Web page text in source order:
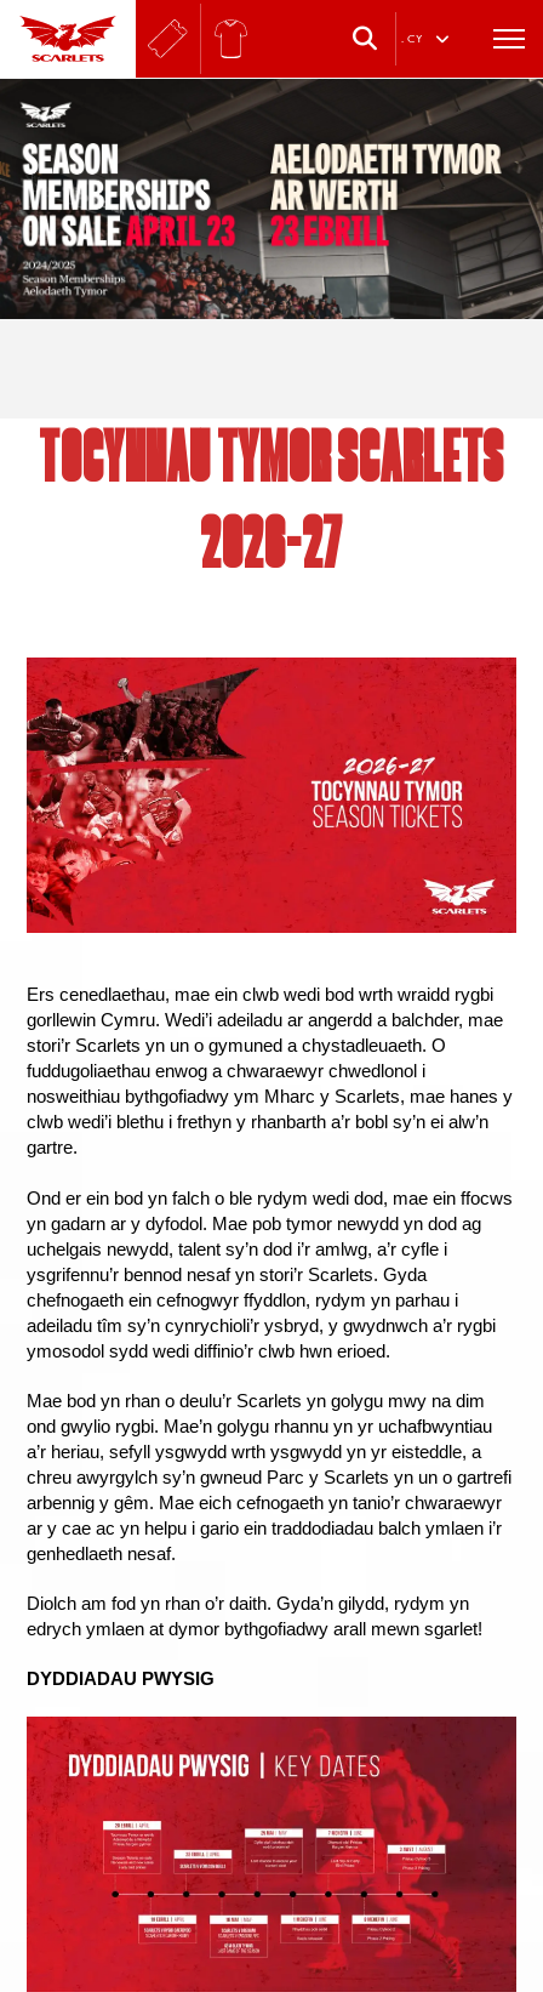
. CY
TOCYNNAU TYMOR SCARLETS
2026-27
Ers cenedlaethau, mae ein clwb wedi bod wrth wraidd rygbi
gorllewin Cymru. Wedi’i adeiladu ar angerdd a balchder, mae
stori’r Scarlets yn un o gymuned a chystadleuaeth. O
fuddugoliaethau enwog a chwaraewyr chwedlonol i
nosweithiau bythgofiadwy ym Mharc y Scarlets, mae hanes y
clwb wedi’i blethu i frethyn y rhanbarth a’r bobl sy’n ei alw’n
gartre.
Ond er ein bod yn falch o ble rydym wedi dod, mae ein ffocws
yn gadarn ar y dyfodol. Mae pob tymor newydd yn dod ag
uchelgais newydd, talent sy’n dod i’r amlwg, a’r cyfle i
ysgrifennu’r bennod nesaf yn stori’r Scarlets. Gyda
chefnogaeth ein cefnogwyr ffyddlon, rydym yn parhau i
adeiladu tîm sy’n cynrychioli’r ysbryd, y gwydnwch a’r rygbi
ymosodol sydd wedi diffinio’r clwb hwn erioed.
Mae bod yn rhan o deulu’r Scarlets yn golygu mwy na dim
ond gwylio rygbi. Mae’n golygu rhannu yn yr uchafbwyntiau
a’r heriau, sefyll ysgwydd wrth ysgwydd yn yr eisteddle, a
chreu awyrgylch sy’n gwneud Parc y Scarlets yn un o gartrefi
arbennig y gêm. Mae eich cefnogaeth yn tanio’r chwaraewyr
ar y cae ac yn helpu i gario ein traddodiadau balch ymlaen i’r
genhedlaeth nesaf.
Diolch am fod yn rhan o’r daith. Gyda’n gilydd, rydym yn
edrych ymlaen at dymor bythgofiadwy arall mewn sgarlet!
DYDDIADAU PWYSIG